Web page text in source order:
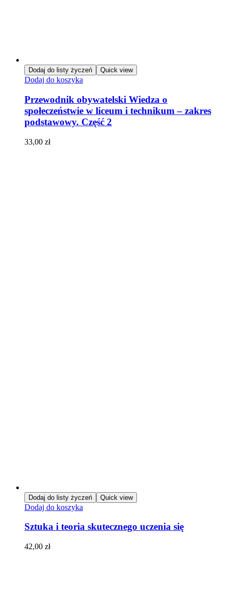
Dodaj do listy życzeń Quick view
Dodaj do koszyka
Przewodnik obywatelski Wiedza o
społeczeństwie w liceum i technikum – zakres
podstawowy. Część 2
33,00 zł
Dodaj do listy życzeń Quick view
Dodaj do koszyka
Sztuka i teoria skutecznego uczenia się
42,00 zł